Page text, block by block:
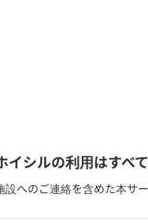
イシルの利用はすべ
設へのご連絡を含めた本サ